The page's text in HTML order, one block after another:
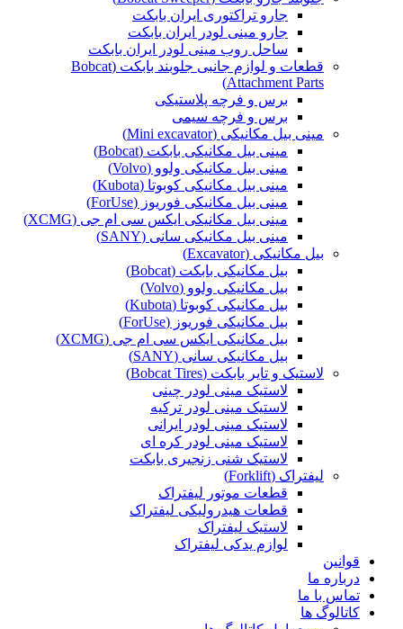
جارو تراکتوری ایران بابکت
جارو مینی لودر ایران بابکت
ساحل روب مینی لودر ایران بابکت
قطعات و لوازم جانبی جلوبند بابکت (Bobcat
Attachment Parts)
برس و فرچه پلاستیکی
برس و فرچه سیمی
مینی بیل مکانیکی (Mini excavator)
مینی بیل مکانیکی بابکت (Bobcat)
مینی بیل مکانیکی ولوو (Volvo)
مینی بیل مکانیکی کوبوتا (Kubota)
مینی بیل مکانیکی فوریوز (ForUse)
مینی بیل مکانیکی ایکس سی ام جی (XCMG)
مینی بیل مکانیکی سانی (SANY)
بیل مکانیکی (Excavator)
بیل مکانیکی بابکت (Bobcat)
بیل مکانیکی ولوو (Volvo)
بیل مکانیکی کوبوتا (Kubota)
بیل مکانیکی فوریوز (ForUse)
بیل مکانیکی ایکس سی ام جی (XCMG)
بیل مکانیکی سانی (SANY)
لاستیک و تایر بابکت (Bobcat Tires)
لاستیک مینی لودر چینی
لاستیک مینی لودر ترکیه
لاستیک مینی لودر ایرانی
لاستیک مینی لودر کره ای
لاستیک شنی زنجیری بابکت
لیفتراک (Forklift)
قطعات موتور لیفتراک
قطعات هیدرولیکی لیفتراک
لاستیک لیفتراک
لوازم یدکی لیفتراک
قوانین
درباره ما
تماس با ما
کاتالوگ ها